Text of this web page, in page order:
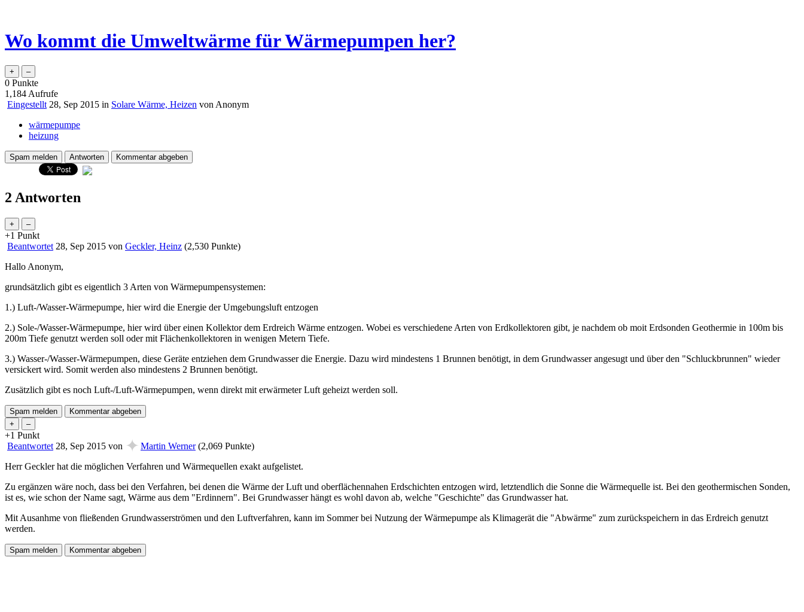
Wo kommt die Umweltwärme für Wärmepumpen her?
0 Punkte
1,184 Aufrufe
Eingestellt 28, Sep 2015 in Solare Wärme, Heizen von Anonym
wärmepumpe
heizung
2 Antworten
+1 Punkt
Beantwortet 28, Sep 2015 von Geckler, Heinz (2,530 Punkte)
Hallo Anonym,
grundsätzlich gibt es eigentlich 3 Arten von Wärmepumpensystemen:
1.) Luft-/Wasser-Wärmepumpe, hier wird die Energie der Umgebungsluft entzogen
2.) Sole-/Wasser-Wärmepumpe, hier wird über einen Kollektor dem Erdreich Wärme entzogen. Wobei es verschiedene Arten von Erdkollektoren gibt, je nachdem ob moit Erdsonden Geothermie in 100m bis
200m Tiefe genutzt werden soll oder mit Flächenkollektoren in wenigen Metern Tiefe.
3.) Wasser-/Wasser-Wärmepumpen, diese Geräte entziehen dem Grundwasser die Energie. Dazu wird mindestens 1 Brunnen benötigt, in dem Grundwasser angesugt und über den "Schluckbrunnen" wieder
versickert wird. Somit werden also mindestens 2 Brunnen benötigt.
Zusätzlich gibt es noch Luft-/Luft-Wärmepumpen, wenn direkt mit erwärmeter Luft geheizt werden soll.
+1 Punkt
Beantwortet 28, Sep 2015 von ✦ Martin Werner (2,069 Punkte)
Herr Geckler hat die möglichen Verfahren und Wärmequellen exakt aufgelistet.
Zu ergänzen wäre noch, dass bei den Verfahren, bei denen die Wärme der Luft und oberflächennahen Erdschichten entzogen wird, letztendlich die Sonne die Wärmequelle ist. Bei den geothermischen Sonden,
ist es, wie schon der Name sagt, Wärme aus dem "Erdinnern". Bei Grundwasser hängt es wohl davon ab, welche "Geschichte" das Grundwasser hat.
Mit Ausanhme von fließenden Grundwasserströmen und den Luftverfahren, kann im Sommer bei Nutzung der Wärmepumpe als Klimagerät die "Abwärme" zum zurückspeichern in das Erdreich genutzt
werden.